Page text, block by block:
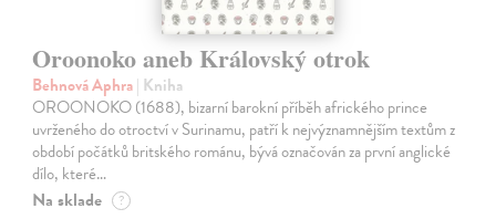
Oroonoko aneb Královský otrok
Behnová Aphra| Kniha
OROONOKO (1688), bizarní barokní příběh afrického prince
uvrženého do otroctví v Surinamu, patří k nejvýznamnějším textům z
období počátků britského románu, bývá označován za první anglické
dílo, které…
Na sklade ?